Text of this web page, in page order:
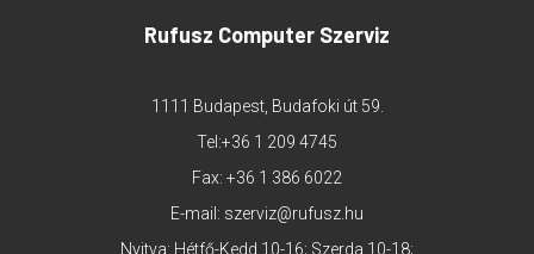
Rufusz Computer Szerviz
1111 Budapest, Budafoki út 59.
Tel:+36 1 209 4745
Fax: +36 1 386 6022
E-mail: szerviz@rufusz.hu
Nyitva: Hétfő-Kedd 10-16; Szerda 10-18;